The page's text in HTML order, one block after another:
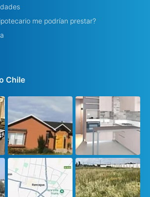
me podrían prestar?
Chile